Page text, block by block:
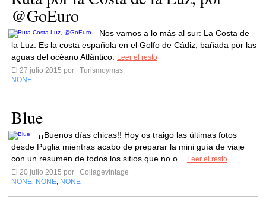
@GoEuro
Nos vamos a lo más al sur: La Costa de
la Luz. Es la costa española en el Golfo de Cádiz, bañada por las
aguas del océano Atlántico.
Leer el resto
El 27 julio 2015 por
Turismoymas
NONE
Blue
¡¡Buenos días chicas!! Hoy os traigo las últimas fotos
desde Puglia mientras acabo de preparar la mini guía de viaje
con un resumen de todos los sitios que no o...
Leer el resto
El 20 julio 2015 por
Collagevintage
NONE NONE NONE